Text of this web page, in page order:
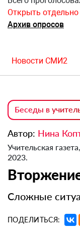
Открыть отдельно
Архив опросов
Новости СМИ2
Беседы в
Автор: Нина
Учительская
2023.
Сложные
ПОДЕЛИТЬСЯ: